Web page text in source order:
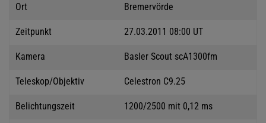
Ort Bremervörde
Zeitpunkt 27.03.2011 08:00 UT
Kamera Basler Scout scA1300fm
Teleskop/Objektiv Celestron C9.25
Belichtungszeit 1200/2500 mit 0,12 ms